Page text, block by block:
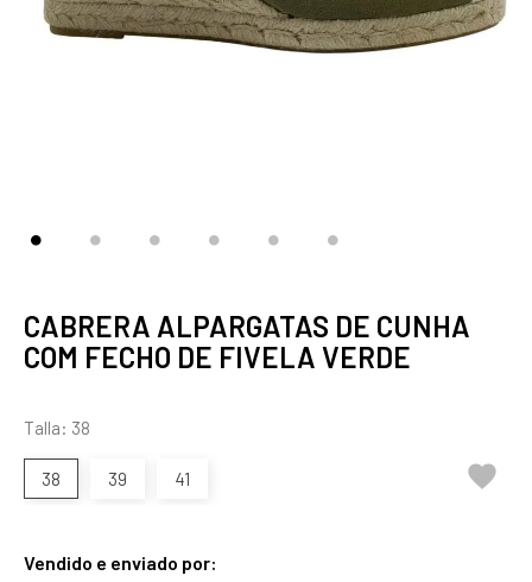
CABRERA ALPARGATAS DE CUNHA
COM FECHO DE FIVELA VERDE
Talla: 38
38 39 41 
Vendido e enviado por: